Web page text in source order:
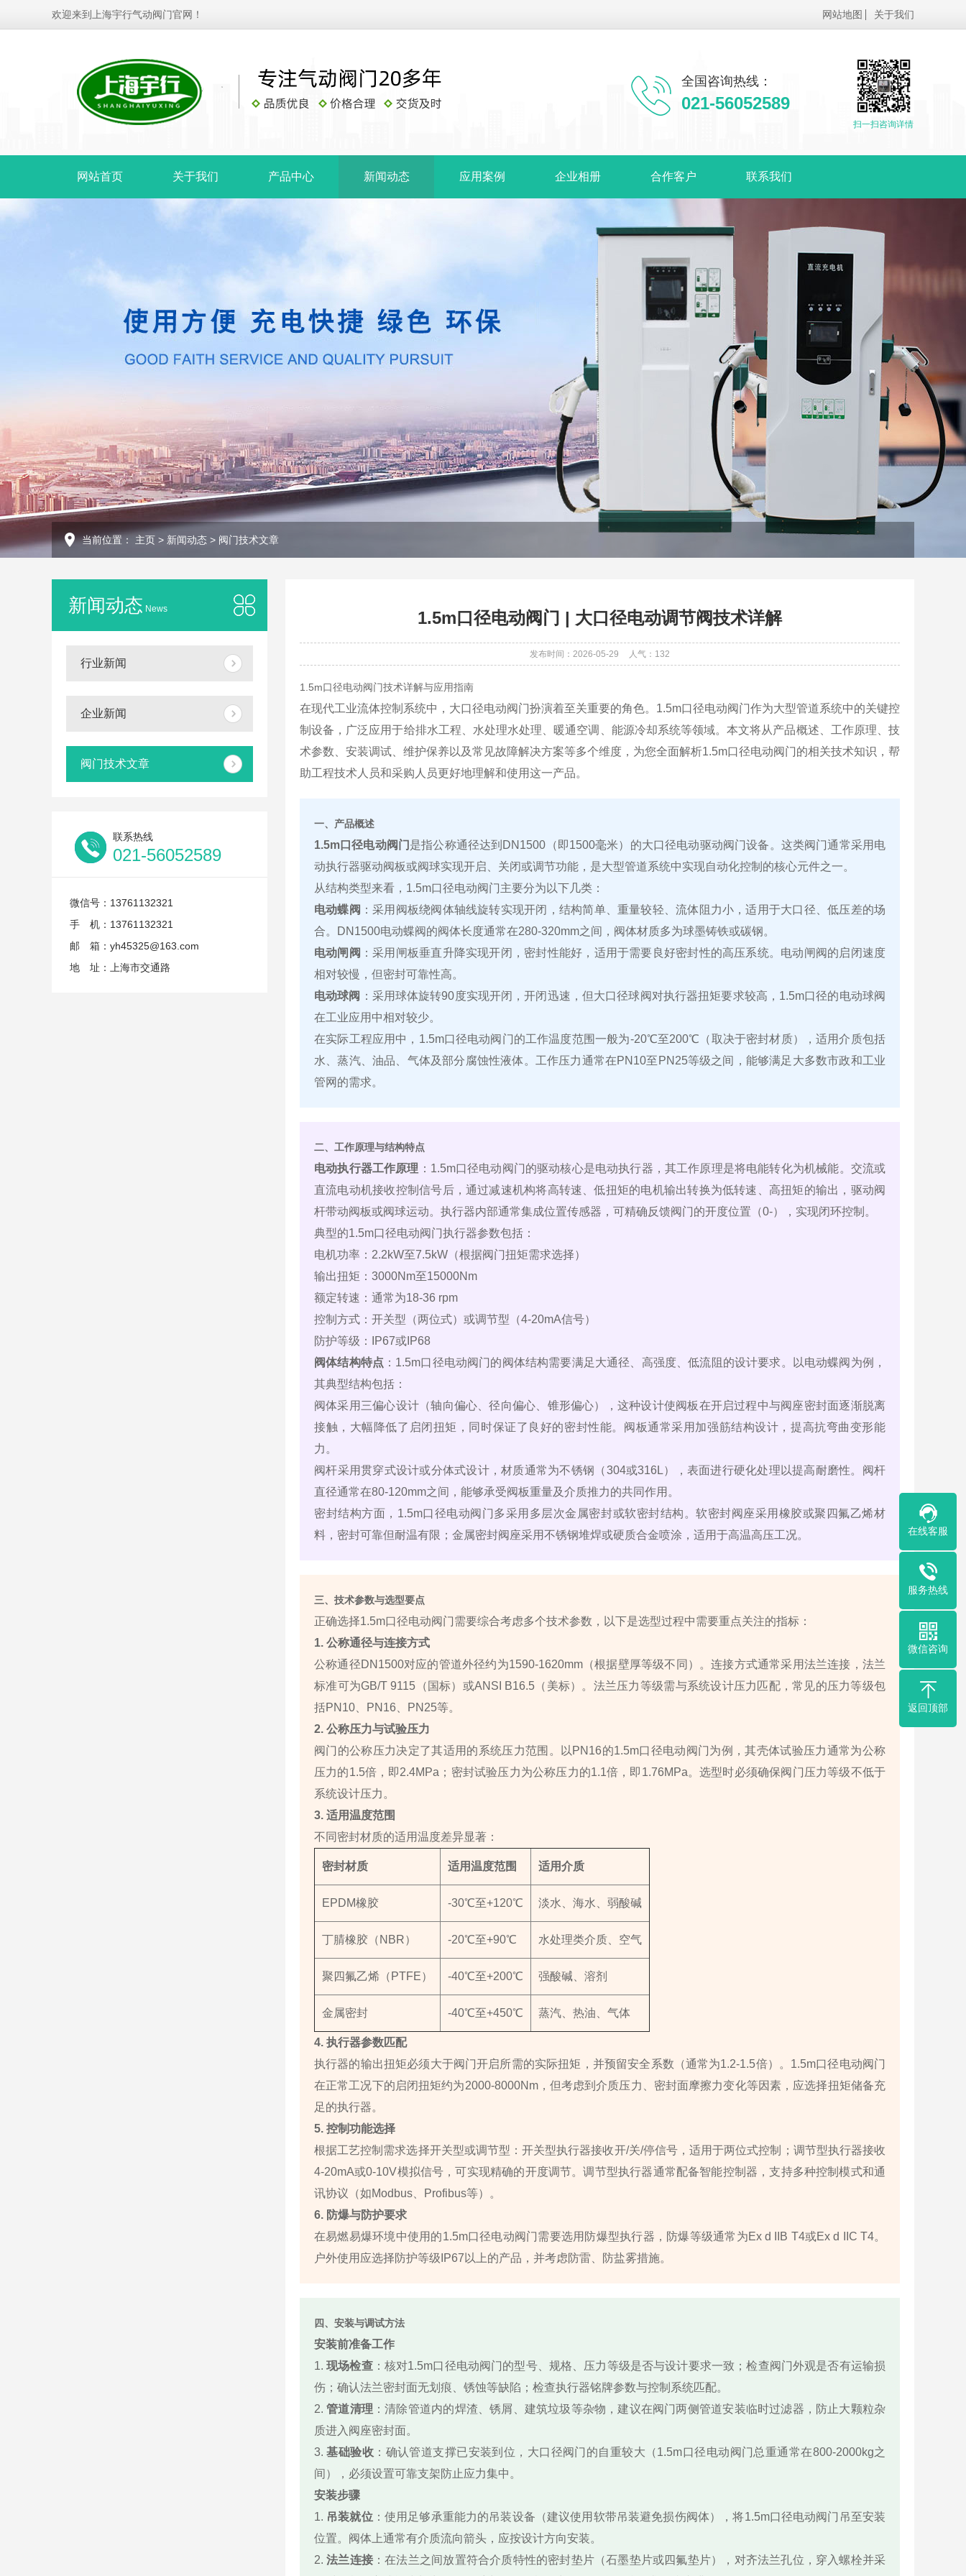
欢迎来到上海宇行气动阀门官网！ 网站地图 关于我们
扫一扫咨询详情
全国咨询热线：
021-56052589
网站首页 关于我们 产品中心 新闻动态 应用案例 企业相册 合作客户 联系我们
当前位置： 主页 > 新闻动态 > 阀门技术文章
新闻动态 News
行业新闻
企业新闻
阀门技术文章
联系热线
021-56052589
微信号：13761132321
手 机：13761132321
邮 箱：yh45325@163.com
地 址：上海市交通路
1.5m口径电动阀门 | 大口径电动调节阀技术详解
发布时间：2026-05-29 人气： 132
1.5m口径电动阀门技术详解与应用指南
在现代工业流体控制系统中，大口径电动阀门扮演着至关重要的角色。1.5m口径电动阀门作为大型管道系统中的关键控
制设备，广泛应用于给排水工程、水处理水处理、暖通空调、能源冷却系统等领域。本文将从产品概述、工作原理、技
术参数、安装调试、维护保养以及常见故障解决方案等多个维度，为您全面解析1.5m口径电动阀门的相关技术知识，帮
助工程技术人员和采购人员更好地理解和使用这一产品。
一、产品概述
1.5m口径电动阀门 是指公称通径达到DN1500（即1500毫米）的大口径电动驱动阀门设备。这类阀门通常采用电
动执行器驱动阀板或阀球实现开启、关闭或调节功能，是大型管道系统中实现自动化控制的核心元件之一。
从结构类型来看，1.5m口径电动阀门主要分为以下几类：
电动蝶阀 ：采用阀板绕阀体轴线旋转实现开闭，结构简单、重量较轻、流体阻力小，适用于大口径、低压差的场
合。DN1500电动蝶阀的阀体长度通常在280-320mm之间，阀体材质多为球墨铸铁或碳钢。
电动闸阀 ：采用闸板垂直升降实现开闭，密封性能好，适用于需要良好密封性的高压系统。电动闸阀的启闭速度
相对较慢，但密封可靠性高。
电动球阀 ：采用球体旋转90度实现开闭，开闭迅速，但大口径球阀对执行器扭矩要求较高，1.5m口径的电动球阀
在工业应用中相对较少。
在实际工程应用中，1.5m口径电动阀门的工作温度范围一般为-20℃至200℃（取决于密封材质），适用介质包括
水、蒸汽、油品、气体及部分腐蚀性液体。工作压力通常在PN10至PN25等级之间，能够满足大多数市政和工业
管网的需求。
二、工作原理与结构特点
电动执行器工作原理 ：1.5m口径电动阀门的驱动核心是电动执行器，其工作原理是将电能转化为机械能。交流或
直流电动机接收控制信号后，通过减速机构将高转速、低扭矩的电机输出转换为低转速、高扭矩的输出，驱动阀
杆带动阀板或阀球运动。执行器内部通常集成位置传感器，可精确反馈阀门的开度位置（0-），实现闭环控制。
典型的1.5m口径电动阀门执行器参数包括：
电机功率：2.2kW至7.5kW（根据阀门扭矩需求选择）
输出扭矩：3000Nm至15000Nm
额定转速：通常为18-36 rpm
控制方式：开关型（两位式）或调节型（4-20mA信号）
防护等级：IP67或IP68
阀体结构特点 ：1.5m口径电动阀门的阀体结构需要满足大通径、高强度、低流阻的设计要求。以电动蝶阀为例，
其典型结构包括：
阀体采用三偏心设计（轴向偏心、径向偏心、锥形偏心），这种设计使阀板在开启过程中与阀座密封面逐渐脱离
接触，大幅降低了启闭扭矩，同时保证了良好的密封性能。阀板通常采用加强筋结构设计，提高抗弯曲变形能
力。
阀杆采用贯穿式设计或分体式设计，材质通常为不锈钢（304或316L），表面进行硬化处理以提高耐磨性。阀杆
直径通常在80-120mm之间，能够承受阀板重量及介质推力的共同作用。
密封结构方面，1.5m口径电动阀门多采用多层次金属密封或软密封结构。软密封阀座采用橡胶或聚四氟乙烯材
料，密封可靠但耐温有限；金属密封阀座采用不锈钢堆焊或硬质合金喷涂，适用于高温高压工况。
三、技术参数与选型要点
正确选择1.5m口径电动阀门需要综合考虑多个技术参数，以下是选型过程中需要重点关注的指标：
1. 公称通径与连接方式
公称通径DN1500对应的管道外径约为1590-1620mm（根据壁厚等级不同）。连接方式通常采用法兰连接，法兰
标准可为GB/T 9115（国标）或ANSI B16.5（美标）。法兰压力等级需与系统设计压力匹配，常见的压力等级包
括PN10、PN16、PN25等。
2. 公称压力与试验压力
阀门的公称压力决定了其适用的系统压力范围。以PN16的1.5m口径电动阀门为例，其壳体试验压力通常为公称
压力的1.5倍，即2.4MPa；密封试验压力为公称压力的1.1倍，即1.76MPa。选型时必须确保阀门压力等级不低于
系统设计压力。
3. 适用温度范围
不同密封材质的适用温度差异显著：
密封材质 适用温度范围 适用介质
EPDM橡胶 -30℃至+120℃ 淡水、海水、弱酸碱
丁腈橡胶（NBR） -20℃至+90℃ 水处理类介质、空气
聚四氟乙烯（PTFE） -40℃至+200℃ 强酸碱、溶剂
金属密封 -40℃至+450℃ 蒸汽、热油、气体
4. 执行器参数匹配
执行器的输出扭矩必须大于阀门开启所需的实际扭矩，并预留安全系数（通常为1.2-1.5倍）。1.5m口径电动阀门
在正常工况下的启闭扭矩约为2000-8000Nm，但考虑到介质压力、密封面摩擦力变化等因素，应选择扭矩储备充
足的执行器。
5. 控制功能选择
根据工艺控制需求选择开关型或调节型：开关型执行器接收开/关/停信号，适用于两位式控制；调节型执行器接收
4-20mA或0-10V模拟信号，可实现精确的开度调节。调节型执行器通常配备智能控制器，支持多种控制模式和通
讯协议（如Modbus、Profibus等）。
6. 防爆与防护要求
在易燃易爆环境中使用的1.5m口径电动阀门需要选用防爆型执行器，防爆等级通常为Ex d IIB T4或Ex d IIC T4。
户外使用应选择防护等级IP67以上的产品，并考虑防雷、防盐雾措施。
四、安装与调试方法
安装前准备工作
1.现场检查：核对1.5m口径电动阀门的型号、规格、压力等级是否与设计要求一致；检查阀门外观是否有运输损
伤；确认法兰密封面无划痕、锈蚀等缺陷；检查执行器铭牌参数与控制系统匹配。
2.管道清理 ：清除管道内的焊渣、锈屑、建筑垃圾等杂物，建议在阀门两侧管道安装临时过滤器，防止大颗粒杂
质进入阀座密封面。
3.基础验收 ：确认管道支撑已安装到位，大口径阀门的自重较大（1.5m口径电动阀门总重通常在800-2000kg之
间），必须设置可靠支架防止应力集中。
安装步骤
1. 吊装就位：使用足够承重能力的吊装设备（建议使用软带吊装避免损伤阀体），将1.5m口径电动阀门吊至安装
位置。阀体上通常有介质流向箭头，应按设计方向安装。
2.法兰连接 ：在法兰之间放置符合介质特性的密封垫片（石墨垫片或四氟垫片），对齐法兰孔位，穿入螺栓并采
在线客服
服务热线
微信咨询
返回顶部